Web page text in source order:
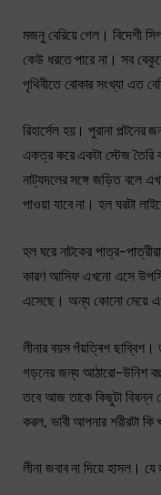
মজনু বেরিয়ে গেল। বিদেশী
কেউ ধরতে পারে না। সব
পৃথিবীতে বোকার সংখ্যা এত
রিহার্সেল হয়। পুরানা
একত্র করে একটা স্টেজ তৈরি
নাট্যদলের সঙ্গে জড়িত বলে
পাওয়া যাবে না। হল ঘরটা
হল ঘরে নাটকের পাত্র-
কারণ আসিফ এখনো এসে
এসেছে। অন্য কোনো মেয়ে
লীনার বয়স পঁয়ত্ৰিশ
গড়নের জন্য আঠারো-উনিশ
তবে আজ তাকে কিছুটা বিষন্ন
করল, ভাবী আপনার শরীরটা কি
লীনা জবাব না দিয়ে হাসল।